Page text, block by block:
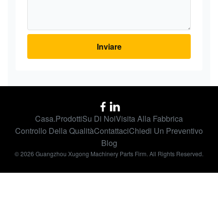
Inviare
Casa.ProdottiSu Di NoiVisita Alla Fabbrica
Controllo Della QualitàContattaciChiedi Un Preventivo
Blog
© 2026 Guangzhou Xugong Machinery Parts Firm. All Rights Reserved.